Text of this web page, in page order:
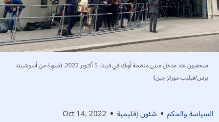
السياسة والحكم شئون إقليمية Oct 14, 2022
صحفيون عند مدخل مبنى منظمة أوبك في فيينا، 5 أكتوبر 2022. (صورة من أسوشييتد
برس/فيليب مورتز جين)